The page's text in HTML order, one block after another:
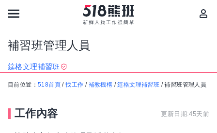
補習班管理人員
筵格文理補習班
目前位置： 518首頁 /找工作 / 補教機構 /筵格文理補習班 /補習班管理人員
工作內容 更新日期:45天前